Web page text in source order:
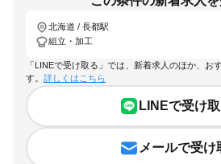
北海道 / 長都駅
組立・加工
「LINEで受け取る」では、新着求人のほか、お
す。 詳しくはこちら
LINEで受け
メールで受け